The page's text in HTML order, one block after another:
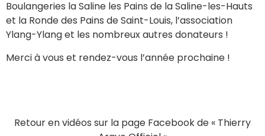
Boulangeries la Saline les Pains de la Saline-les-Hauts
et la Ronde des Pains de Saint-Louis, l’association
Ylang-Ylang et les nombreux autres donateurs !
Merci à vous et rendez-vous l’année prochaine !
Retour en vidéos sur la page Facebook de « Thierry